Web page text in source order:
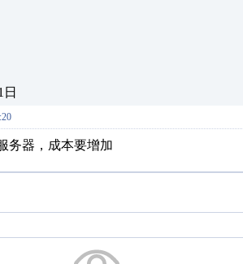
务器，成本要增加